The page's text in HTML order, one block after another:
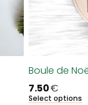
Boule de
7.50€
Select options